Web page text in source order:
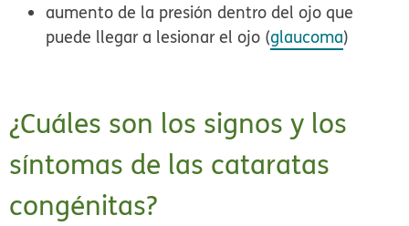
aumento de la presión dentro del ojo que
puede llegar a lesionar el ojo (glaucoma)
¿Cuáles son los signos y los
síntomas de las cataratas
congénitas?